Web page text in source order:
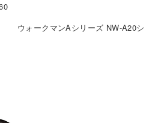
ウォークマンAシリーズ NW-A20